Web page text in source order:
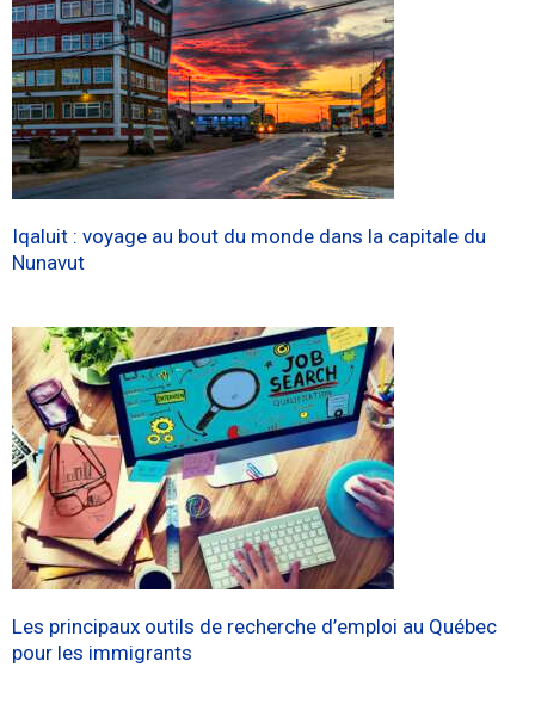
Iqaluit : voyage au bout du monde dans la capitale du
Nunavut
Les principaux outils de recherche d’emploi au Québec
pour les immigrants